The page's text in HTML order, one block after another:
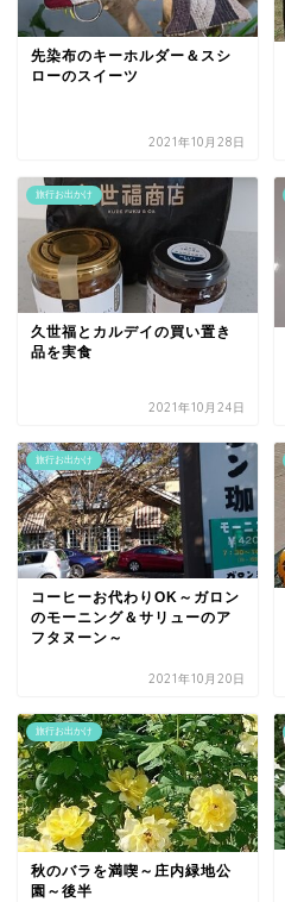
先染布のキーホルダー＆スシ
ローのスイーツ
2021年10月28日
旅行お出かけ
久世福とカルデイの買い置き
品を実食
2021年10月24日
旅行お出かけ
コーヒーお代わりOK～ガロン
のモーニング＆サリューのア
フタヌーン～
2021年10月20日
旅行お出かけ
秋のバラを満喫～庄内緑地公
園～後半